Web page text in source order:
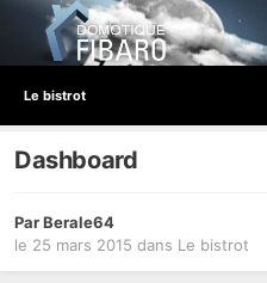
Le bistrot
Dashboard
ParBerale64
le 25 mars 2015 dans Le bistrot